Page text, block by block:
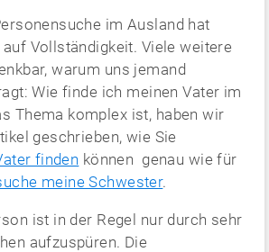
im Ausland hat
Vollständigkeit. Viele weitere
warum uns jemand
Wie finde ich meinen Vater im
Thema komplex ist, haben wir
geschrieben, wie Sie
finden können genau wie für
meine Schwester.
ist in der Regel nur durch sehr
aufzuspüren. Die